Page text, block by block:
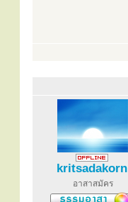
kritsadakorn
อาสาสมัคร